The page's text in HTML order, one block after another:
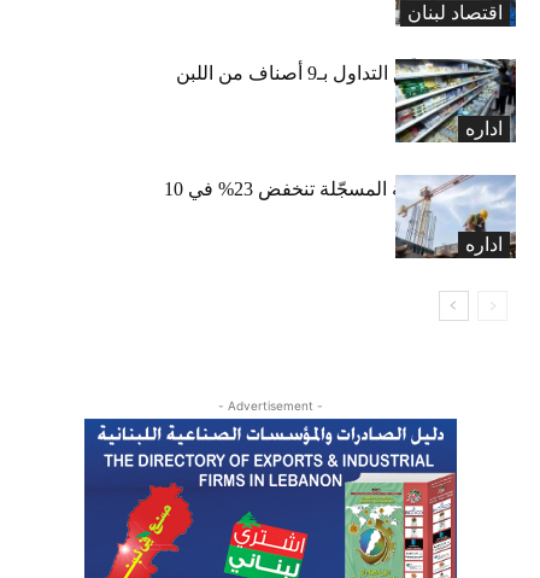
اقتصاد لبنان
اداره
«الاقتصاد» تعلّق التداول بـ9 أصناف من اللبن
واللبنة
اداره
الرخص العقارية المسجّلة تنخفض 23% في 10
أشهر
- Advertisement -